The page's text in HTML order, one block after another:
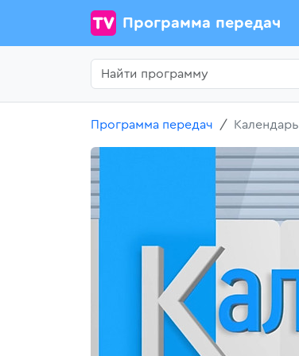
Программа передач
Программа передач Календарь